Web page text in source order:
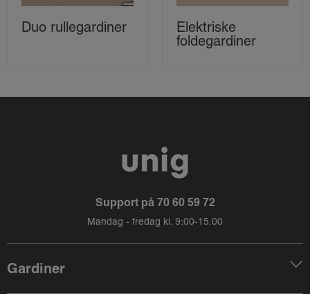
Duo rullegardiner
Elektriske
foldegardiner
Support på 70 60 59 72
Mandag - fredag kl. 9:00-15.00
Gardiner